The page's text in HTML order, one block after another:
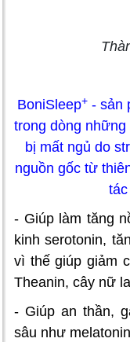
BoniSleep+- sản
trong dòng
bị mất ngủ do
nguồn gốc từ
- Giúp làm tăng
kinh serotonin,
vì thế giúp giảm
Theanin, cây nữ
- Giúp an thần,
sâu như